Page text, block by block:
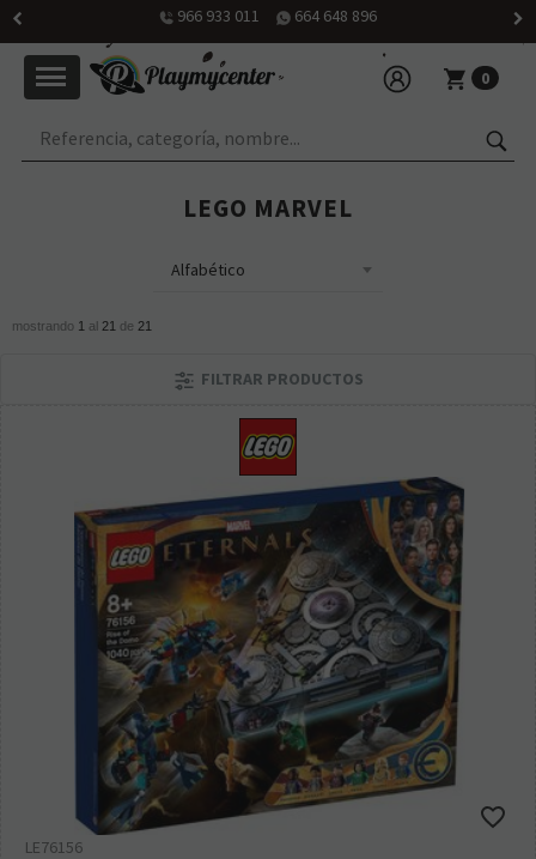
de 10h30 a 14 h
0
LEGO MARVEL
mostrando 1 al 21 de 21
FILTRAR PRODUCTOS
LE76156